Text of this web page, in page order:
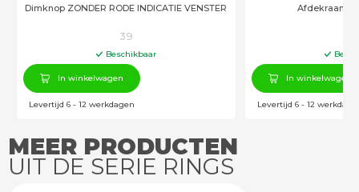
Dimknop ZONDER RODE INDICATIE VENSTER
39
Beschikbaar
In winkelwagen
Levertijd 6 - 12 werkdagen
Afdekraam
In winkelwagen
Levertijd 6 - 12
MEER PRODUCTEN
UIT DE SERIE RINGS